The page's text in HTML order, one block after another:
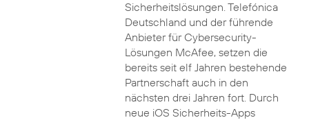
Sicherheitslösungen. Telefónica
Deutschland und der führende
Anbieter für Cybersecurity-
Lösungen McAfee, setzen die
bereits seit elf Jahren bestehende
Partnerschaft auch in den
nächsten drei Jahren fort. Durch
neue iOS Sicherheits-Apps